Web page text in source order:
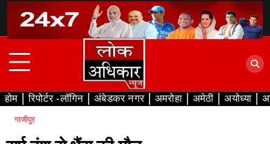
content
होम रिपोर्टर -लॉगिन अंबेडकर नगर अमरोहा अमेठी अयोध्या
गाजीपुर